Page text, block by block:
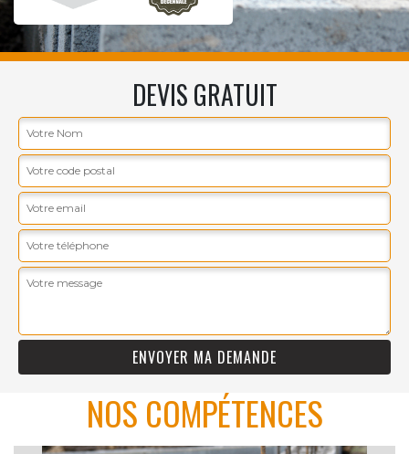
DEVIS GRATUIT
NOS COMPÉTENCES